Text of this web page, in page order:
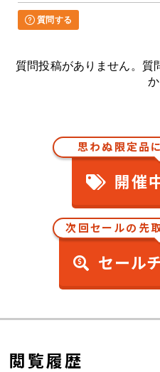
質問する
質問投稿がありません。質
か
思わぬ限定品
開催
次回セールの先
セール
閲覧履歴